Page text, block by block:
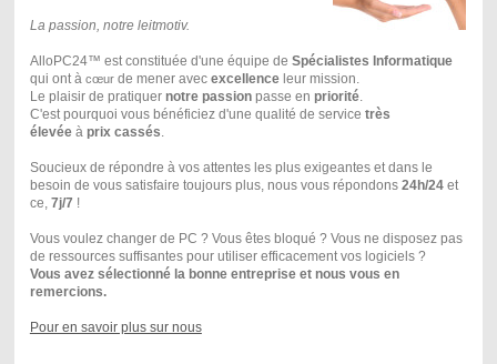
La passion, notre leitmotiv.
AlloPC24™ est constituée d'une équipe de Spécialistes Informatique
qui ont à cœurde mener avec excellenceleur mission.
Le plaisir de pratiquer notre passionpasse en priorité.
C'est pourquoi vous bénéficiez d'une qualité de service très
élevéeà prix cassés.
Soucieux de répondre à vos attentes les plus exigeantes et dans le
besoin de vous satisfaire toujours plus, nous vous répondons 24h/24et
ce, 7j/7 !
Vous voulez changer de PC ? Vous êtes bloqué ? Vous ne disposez pas
de ressources suffisantes pour utiliser efficacement vos logiciels ?
Vous avez sélectionné la bonne entreprise et nous vous en
remercions.
Pour en savoir plus sur nous